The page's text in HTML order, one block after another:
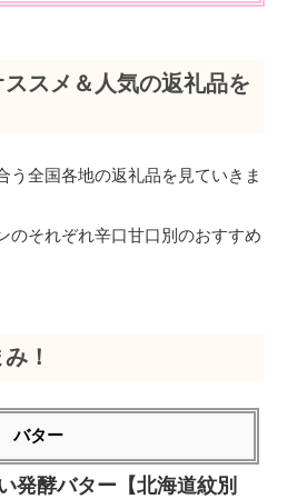
スメ＆人気の返礼品を
う全国各地の返礼品を見ていきま
のそれぞれ辛口甘口別のおすすめ
！
バター
発酵バター【北海道紋別